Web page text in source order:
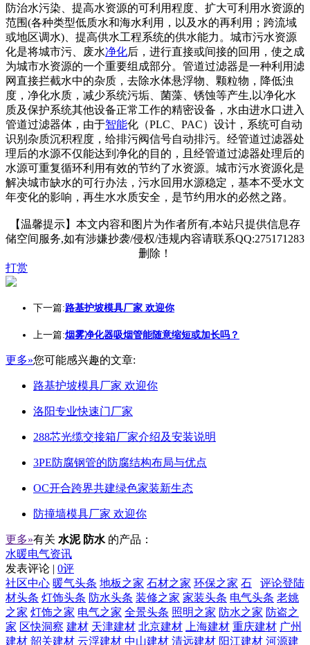
防治水污染、提高水资源的可利用程度、扩大可利用水资源的
范围(各种类型低质水和海水利用，以及水的再利用；跨流域
或地区调水)、提高供水工程系统的供水能力。城市污水资源
化是将城市污、废水净化后，进行直接或间接的回用，使之成
为城市水资源的一个重要组成部分。管道过滤器是一种利用滤
网直接拦截水中的杂质，去除水体悬浮物、颗粒物，降低浊
度，净化水质，减少系统污垢、菌藻、锈蚀等产生,以净化水
质及保护系统其他设备正常工作的精密设备，水由进水口进入
管道过滤器体，由于智能化（PLC、PAC）设计，系统可自动
识别杂质沉积程度，给排污阀信号自动排污。经管道过滤器处
理后的水源不仅能达到净化的目的，且经管道过滤器处理后的
水源可重复循环利用有效的节约了水资源。城市污水资源化是
解决城市缺水的可行办法，污水回用水源稳定，基本不受水文
年变化的影响，再生水水质安全，是节约用水的必然之路。
【温馨提示】本文内容和图片为作者所有,本站只提供信息存
储空间服务,如有涉嫌抄袭/侵权/违规内容请联系QQ:275171283
删除！
打赏
下一篇:路基护坡模具厂家 欢迎你
上一篇:烟雾净化器吸烟管能随意缩短或加长吗？
更多»您可能感兴趣的文章:
路基护坡模具厂家 欢迎你
洛阳专业快速门厂家
288芯光缆交接箱厂家介绍及安装说明
3PE防腐钢管的防腐结构布局与优点
OC开合跨界共建绿色家装新生态
防撞墙模具厂家 欢迎你
更多»有关 水泥 防水 的产品：
水暖电气资讯
发表评论 | 0评
评论登陆
社区中心 暖气头条 地板之家 石材之家 环保之家 石
材头条 灯饰头条 防水头条 装修之家 家装头条 电气头条 老姚
之家 灯饰之家 电气之家 全景头条 照明之家 防水之家 防盗之
家 区快洞察 建材 天津建材 北京建材 上海建材 重庆建材 广州
建材 韶关建材 云浮建材 中山建材 清远建材 阳江建材 河源建